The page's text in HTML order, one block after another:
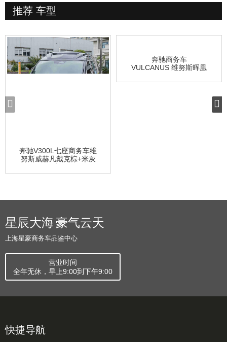
推荐 车型
奔驰V300L七座商务车维
努斯威赫凡戴克棕+米灰
奔驰商务车
VULCANUS 维努斯晖凰
星辰大海 豪气云天
上海星豪商务车品鉴中心
营业时间
全年无休，早上9:00到下午9:00
快捷导航